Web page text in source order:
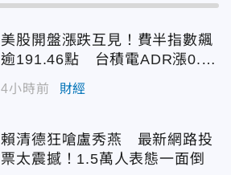
美股開盤漲跌互見！費半指數飆
逾191.46點 台積電ADR漲0.9
3%
4小時前 財經
賴清德狂嗆盧秀燕 最新網路投
票太震撼！1.5萬人表態一面倒